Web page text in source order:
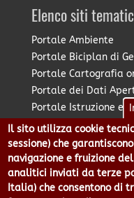
Elenco siti
Portale Ambiente
Portale Biciplan di
Portale Cartografia
Portale dei Dati
Portale Istruzione e
Portale Marketing
Portale Piano
Portale PUMS di
Portale Stazione
Pratico:
Il sito utilizza cookie
sessione) che
navigazione e fruizione
analitici inviati da terze
Italia) che consentono di